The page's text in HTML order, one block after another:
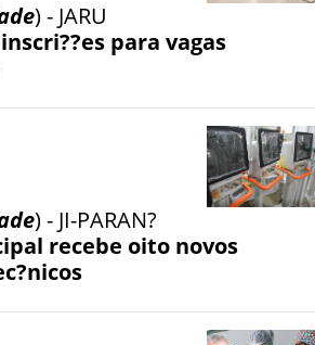
) - JARU
para vagas
) - JI-PARAN?
recebe oito novos